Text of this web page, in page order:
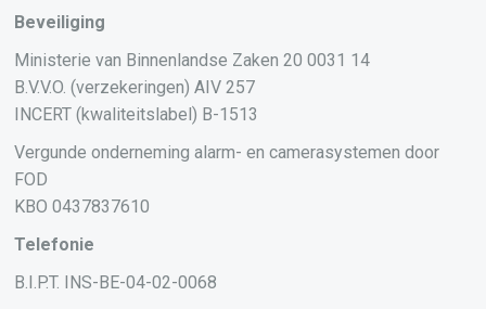
Beveiliging
Ministerie van Binnenlandse Zaken 20 0031 14
B.V.V.O. (verzekeringen) AIV 257
INCERT (kwaliteitslabel) B-1513
Vergunde onderneming alarm- en camerasystemen door
FOD
KBO 0437837610
Telefonie
B.I.P.T. INS-BE-04-02-0068